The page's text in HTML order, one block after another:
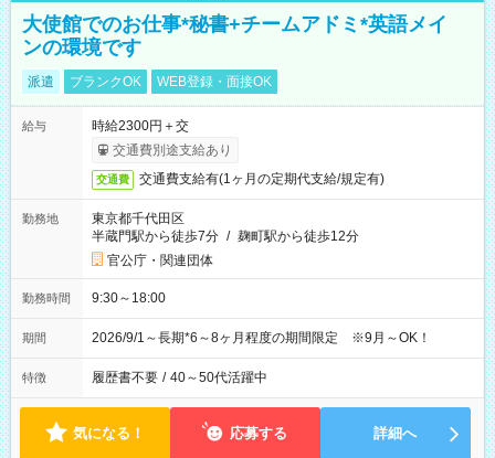
大使館でのお仕事*秘書+チームアドミ*英語メイ
ンの環境です
派遣 ブランクOK WEB登録・面接OK
給与
時給2300円＋交
交通費別途支給あり
交通費 交通費支給有(1ヶ月の定期代支給/規定有)
勤務地
東京都千代田区
半蔵門駅から徒歩7分 / 麹町駅から徒歩12分
官公庁・関連団体
勤務時間 9:30～18:00
期間 2026/9/1～長期*6～8ヶ月程度の期間限定 ※9月～OK！
特徴 履歴書不要 / 40～50代活躍中
気になる！ 応募する 詳細へ